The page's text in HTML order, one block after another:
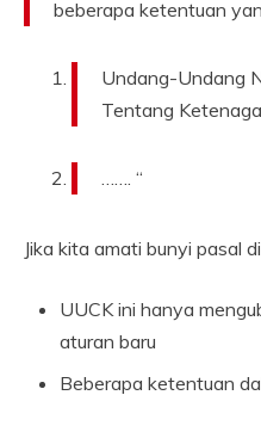
beberapa ketentuan
Undang-Undang
Tentang
……. “
Jika kita amati bunyi pasal
UUCK ini hanya
aturan baru
Beberapa ketentuan